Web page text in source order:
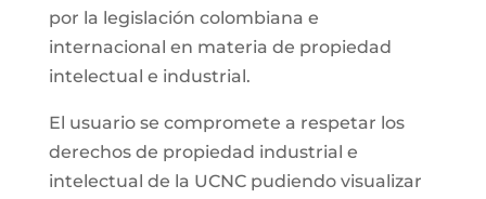
por la legislación colombiana e
internacional en materia de propiedad
intelectual e industrial.
El usuario se compromete a respetar los
derechos de propiedad industrial e
intelectual de la UCNC pudiendo visualizar